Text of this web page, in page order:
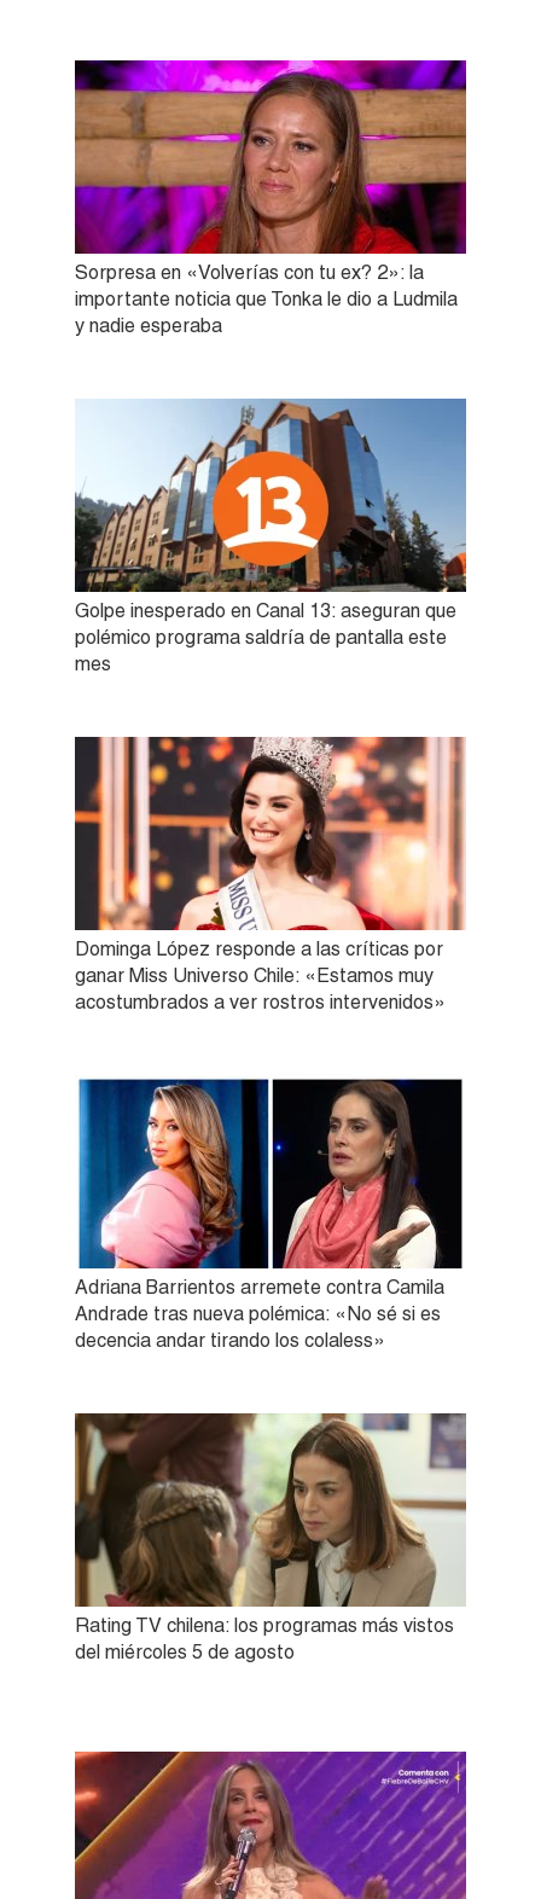
Sorpresa en «Volverías con tu ex? 2»: la
importante noticia que Tonka le dio a Ludmila
y nadie esperaba
Golpe inesperado en Canal 13: aseguran que
polémico programa saldría de pantalla este
mes
Dominga López responde a las críticas por
ganar Miss Universo Chile: «Estamos muy
acostumbrados a ver rostros intervenidos»
Adriana Barrientos arremete contra Camila
Andrade tras nueva polémica: «No sé si es
decencia andar tirando los colaless»
Rating TV chilena: los programas más vistos
del miércoles 5 de agosto